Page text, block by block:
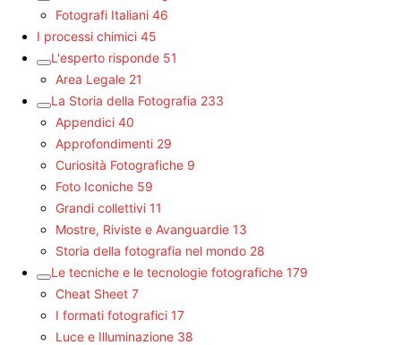
Fotografi Italiani 46
I processi chimici 45
L'esperto risponde 51
Area Legale 21
La Storia della Fotografia 233
Appendici 40
Approfondimenti 29
Curiosità Fotografiche 9
Foto Iconiche 59
Grandi collettivi 11
Mostre, Riviste e Avanguardie 13
Storia della fotografia nel mondo 28
Le tecniche e le tecnologie fotografiche 179
Cheat Sheet 7
I formati fotografici 17
Luce e Illuminazione 38